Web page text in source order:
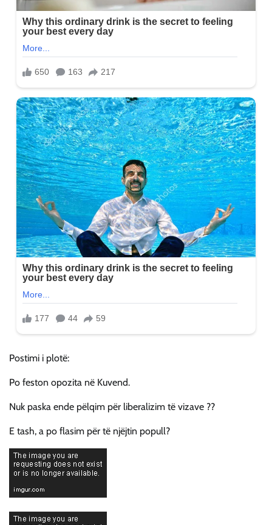
Postimi i plotë:
Po feston opozita në Kuvend.
Nuk paska ende pëlqim për liberalizim të vizave ??
E tash, a po flasim për të njëjtin popull?